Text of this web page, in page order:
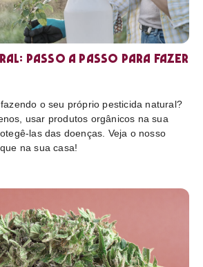
Passo a passo para fazer
o seu próprio pesticida natural?
usar produtos orgânicos na sua
las das doenças. Veja o nosso
na sua casa!